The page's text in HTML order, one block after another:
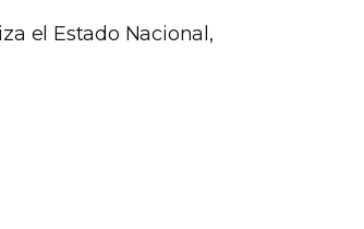
el Estado Nacional,